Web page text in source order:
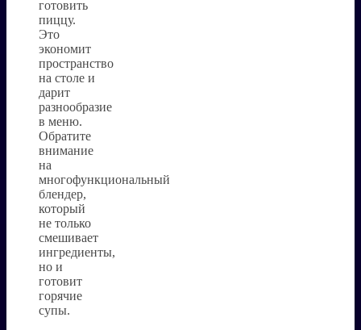
готовить
пиццу.
Это
экономит
пространство
на столе и
дарит
разнообразие
в меню.
Обратите
внимание
на
многофункциональный
блендер,
который
не только
смешивает
ингредиенты,
но и
готовит
горячие
супы.